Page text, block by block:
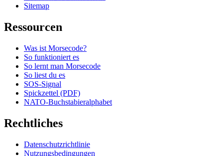
Sitemap
Ressourcen
Was ist Morsecode?
So funktioniert es
So lernt man Morsecode
So liest du es
SOS-Signal
Spickzettel (PDF)
NATO-Buchstabieralphabet
Rechtliches
Datenschutzrichtlinie
Nutzungsbedingungen